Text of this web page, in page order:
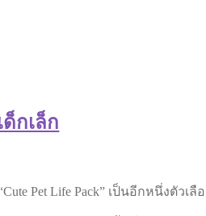
กเล็ก
Pet Life Pack” เป็นอีกหนึ่งตัวเลื